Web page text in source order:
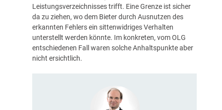
Leistungsverzeichnisses trifft. Eine Grenze ist sicher
da zu ziehen, wo dem Bieter durch Ausnutzen des
erkannten Fehlers ein sittenwidriges Verhalten
unterstellt werden könnte. Im konkreten, vom OLG
entschiedenen Fall waren solche Anhaltspunkte aber
nicht ersichtlich.